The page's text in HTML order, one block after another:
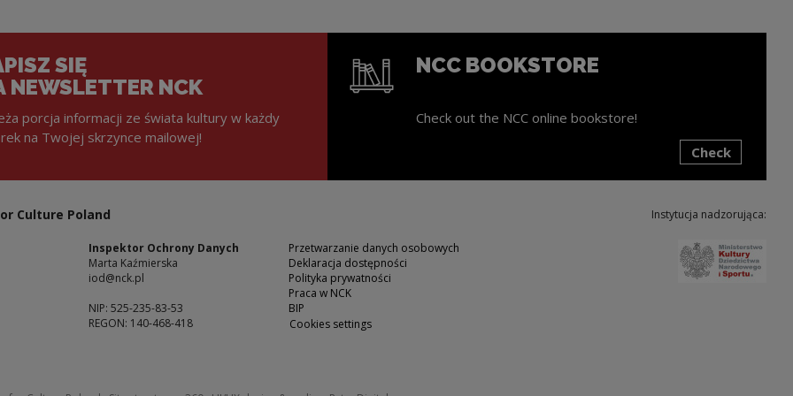
SIĘ
NEWSLETTER NCK
porcja informacji ze świata kultury w każdy
na Twojej skrzynce mailowej!
NCC BOOKSTORE
Check out the NCC online bookstore!
Check
Culture Poland
Inspektor Ochrony Danych
Marta Kaźmierska
iod@nck.pl
NIP: 525-235-83-53
REGON: 140-468-418
Przetwarzanie danych osobowych
Deklaracja dostępności
Polityka prywatności
Praca w NCK
BIP
Cookies settings
Instytucja nadzorująca: